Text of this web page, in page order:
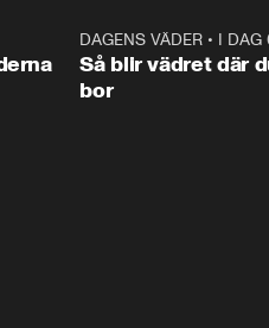
DAGENS VÄDER • I DAG
Så blir vädret där
bor